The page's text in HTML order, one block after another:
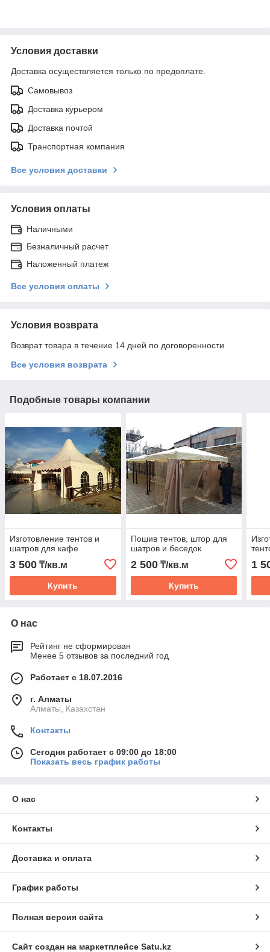
Условия доставки
Доставка осуществляется только по предоплате.
Самовывоз
Доставка курьером
Доставка почтой
Транспортная компания
Все условия доставки
Условия оплаты
Наличными
Безналичный расчет
Наложенный платеж
Все условия оплаты
Условия возврата
Возврат товара в течение 14 дней по договоренности
Все условия возврата
Подобные товары компании
Изготовление тентов и
шатров для кафе
3 500 ₸/кв.м
Купить
Пошив тентов, штор для
шатров и беседок
2 500₸/кв.м
Купить
1
О нас
Рейтинг не сформирован
Менее 5 отзывов за последний год
Работает с 18.07.2016
г. Алматы
Алматы, Казахстан
Контакты
Сегодня работает с 09:00 до 18:00
Показать весь график работы
О нас
Контакты
Доставка и оплата
График работы
Полная версия сайта
Сайт создан на маркетплейсе Satu.kz